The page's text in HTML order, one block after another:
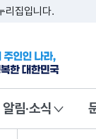
리집입니다.
이 주인
알림·소식